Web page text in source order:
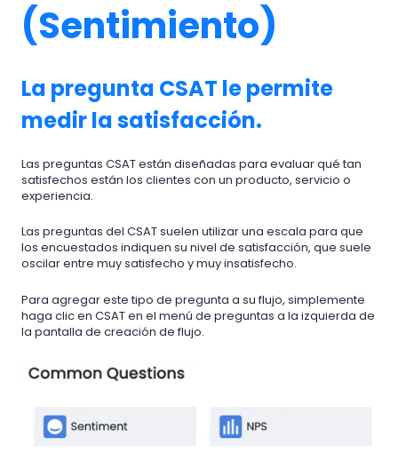
(Sentimiento)
La pregunta CSAT le permite
medir la satisfacción.
Las preguntas CSAT están diseñadas para evaluar qué tan
satisfechos están los clientes con un producto, servicio o
experiencia.
Las preguntas del CSAT suelen utilizar una escala para que
los encuestados indiquen su nivel de satisfacción, que suele
oscilar entre muy satisfecho y muy insatisfecho.
Para agregar este tipo de pregunta a su flujo, simplemente
haga clic en CSAT en el menú de preguntas a la izquierda de
la pantalla de creación de flujo.